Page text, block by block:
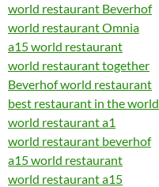
world restaurant Beverhof
world restaurant Omnia
a15 world restaurant
world restaurant together
Beverhof world restaurant
best restaurant in the world
world restaurant a1
world restaurant beverhof
a15 world restaurant
world restaurant a15